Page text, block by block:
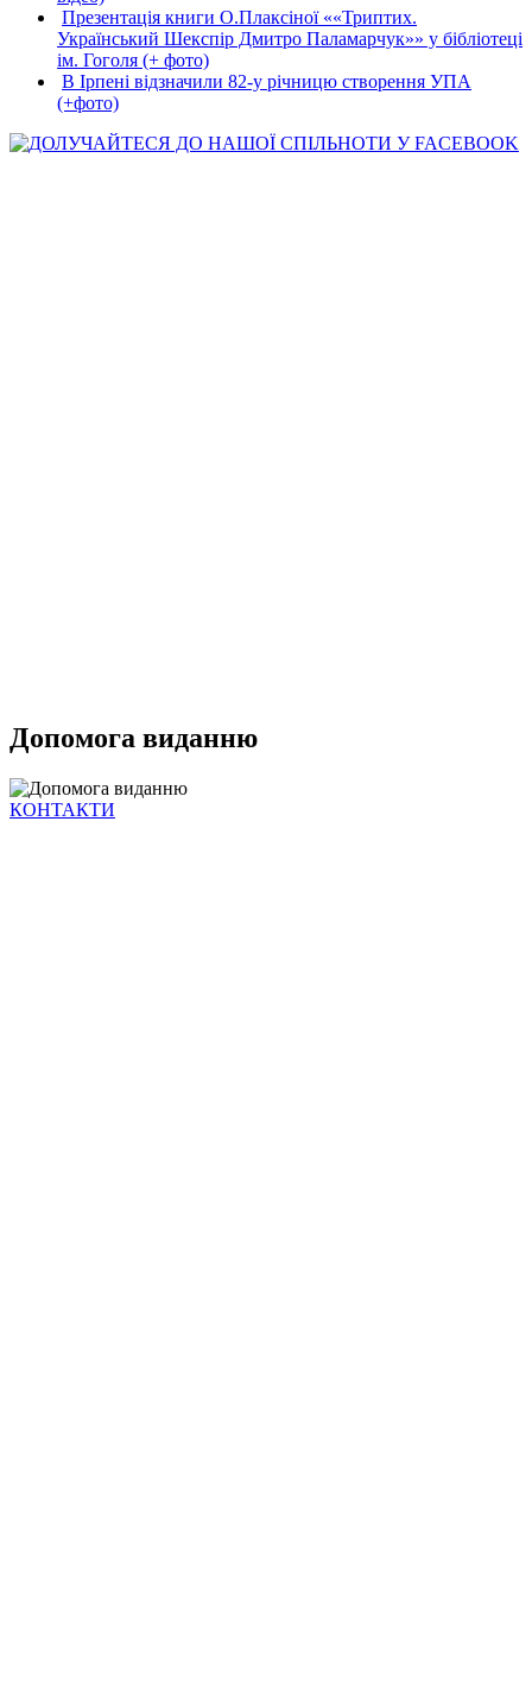
Презентація книги О.Плаксіної ««Триптих.
Український Шекспір Дмитро Паламарчук»» у бібліотеці
ім. Гоголя (+ фото)
В Ірпені відзначили 82-у річницю створення УПА
(+фото)
Допомога виданню
КОНТАКТИ